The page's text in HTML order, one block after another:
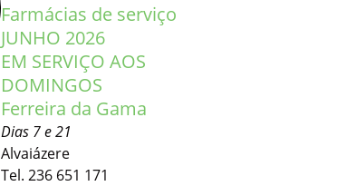
Farmácias de serviço
JUNHO 2026
EM SERVIÇO AOS
DOMINGOS
Ferreira da Gama
Dias 7 e 21
Alvaiázere
Tel. 236 651 171